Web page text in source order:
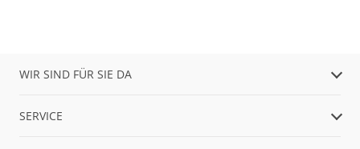
WIR SIND FÜR SIE DA
SERVICE